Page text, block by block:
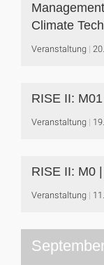
Climate
Veranstaltung
RISE II:
Veranstaltung
RISE II: M0
Veranstaltung